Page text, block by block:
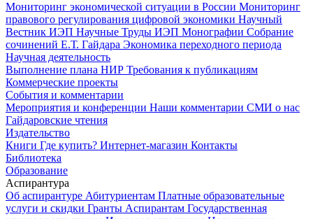
Мониторинг экономической ситуации в России Мониторинг
правового регулирования цифровой экономики Научный
Вестник ИЭП Научные Труды ИЭП Монографии Собрание
сочинений Е.Т. Гайдара Экономика переходного периода
Научная деятельность
Выполнение плана НИР Требования к публикациям
Коммерческие проекты
События и комментарии
Мероприятия и конференции Наши комментарии СМИ о нас
Гайдаровские чтения
Издательство
Книги Где купить? Интернет-магазин Контакты
Библиотека
Образование
Аспирантура
Об аспирантуре Абитуриентам Платные образовательные
услуги и скидки Гранты Аспирантам Государственная